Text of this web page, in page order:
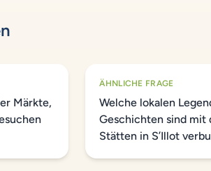
Märkte,
ÄHNLICHE FRAGE
Welche lokalen
Geschichten sind mit
Stätten in S’Illot